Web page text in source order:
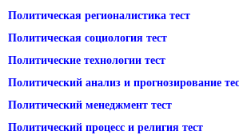
Политическая регионалистика тест
Политическая социология тест
Политические технологии тест
Политический анализ и прогнозирование
Политический менеджмент тест
Политический процесс и религия тест